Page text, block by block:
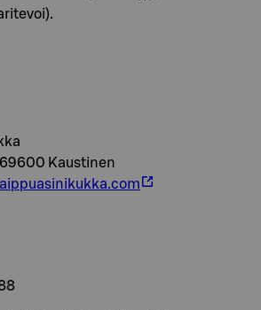
69600 Kaustinen